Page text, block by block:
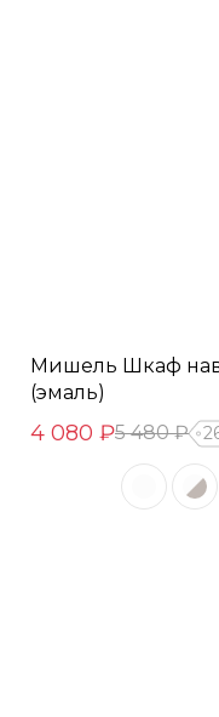
Мишель Шкаф
(эмаль)
4 080 ₽5 480 ₽